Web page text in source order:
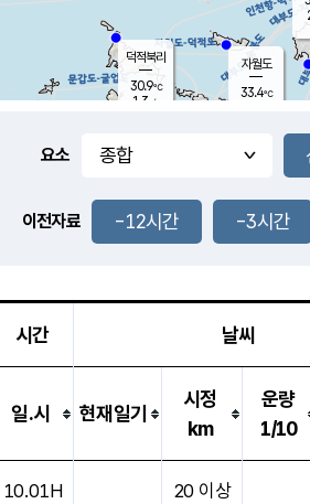
풍도
3.6m/
자월도
33.4℃
-
덕적북리
30.9℃
1.3 m/s
요소
이전자료 -12시간 -3시간
시간 날씨
일.시 현재일기
시정
km
운량
1/10
10.01H 20 이상